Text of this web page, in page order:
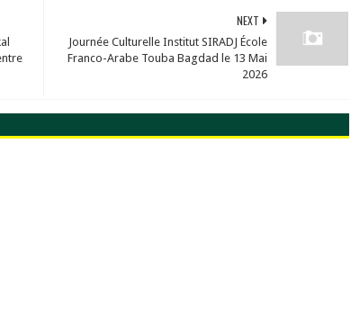
NEXT
Journée Culturelle Institut SIRADJ École
Franco-Arabe Touba Bagdad le 13 Mai
2026